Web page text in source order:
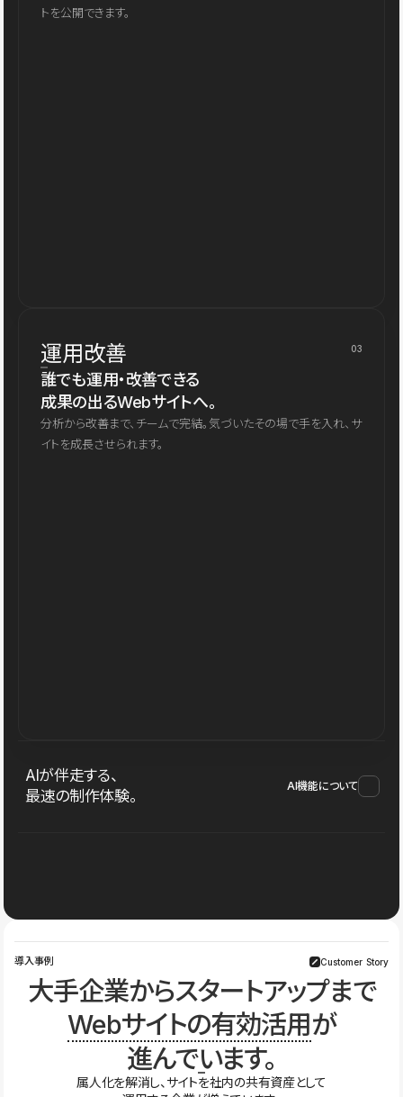
トを公開できます。
運用改善 03
誰でも運用・改善できる
成果の出るWebサイトへ。
分析から改善まで、チームで完結。気づいたその場で手を入れ、サ
イトを成長させられます。
AIが伴走する、
最速の制作体験。
AI機能について
導入事例 Customer Story
大手企業からスタートアップまで
Webサイトの有効活用が
進んでいます。
属人化を解消し、サイトを社内の共有資産として